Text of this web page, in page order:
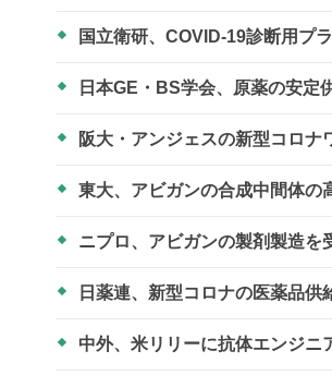
国立衛研、COVID-19診断用プ
日本GE・BS学会、原薬の安定
阪大・アンジェスの新型コロ
東大、アビガンの合成中間体の
ニプロ、アビガンの製剤製造を
日薬連、新型コロナの医薬品
中外、米リリーに抗体エンジ